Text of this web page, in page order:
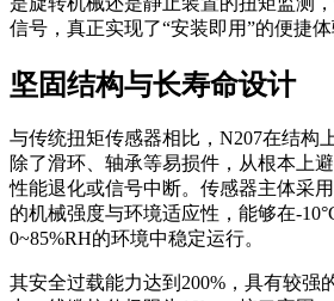
信号，真正实现了“安装即用”的便捷体
坚固结构与长寿命设计
与传统扭矩传感器相比，N207在结构
除了滑环、轴承等易损件，从根本上
性能退化或信号中断。传感器主体采
的机械强度与环境适应性，能够在-
0~85%RH的环境中稳定运行。
其安全过载能力达到200%，具有较强